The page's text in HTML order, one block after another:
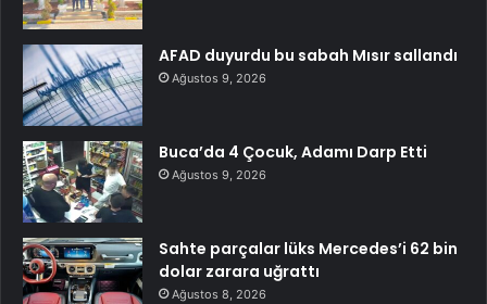
AFAD duyurdu bu sabah Mısır sallandı
Ağustos 9, 2026
Buca’da 4 Çocuk, Adamı Darp Etti
Ağustos 9, 2026
Sahte parçalar lüks Mercedes’i 62 bin
dolar zarara uğrattı
Ağustos 8, 2026